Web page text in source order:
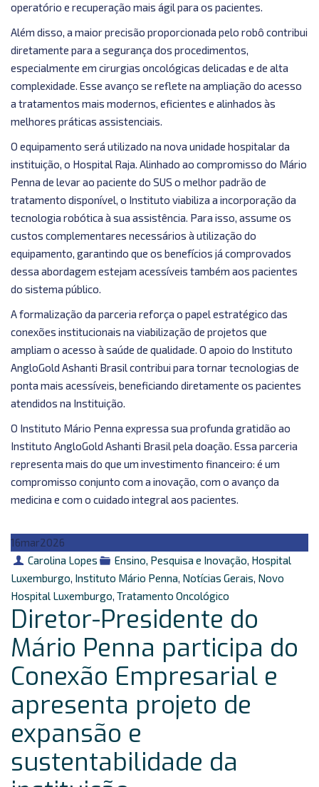
operatório e recuperação mais ágil para os pacientes.
Além disso, a maior precisão proporcionada pelo robô contribui
diretamente para a segurança dos procedimentos,
especialmente em cirurgias oncológicas delicadas e de alta
complexidade. Esse avanço se reflete na ampliação do acesso
a tratamentos mais modernos, eficientes e alinhados às
melhores práticas assistenciais.
O equipamento será utilizado na nova unidade hospitalar da
instituição, o Hospital Raja. Alinhado ao compromisso do Mário
Penna de levar ao paciente do SUS o melhor padrão de
tratamento disponível, o Instituto viabiliza a incorporação da
tecnologia robótica à sua assistência. Para isso, assume os
custos complementares necessários à utilização do
equipamento, garantindo que os benefícios já comprovados
dessa abordagem estejam acessíveis também aos pacientes
do sistema público.
A formalização da parceria reforça o papel estratégico das
conexões institucionais na viabilização de projetos que
ampliam o acesso à saúde de qualidade. O apoio do Instituto
AngloGold Ashanti Brasil contribui para tornar tecnologias de
ponta mais acessíveis, beneficiando diretamente os pacientes
atendidos na Instituição.
O Instituto Mário Penna expressa sua profunda gratidão ao
Instituto AngloGold Ashanti Brasil pela doação. Essa parceria
representa mais do que um investimento financeiro: é um
compromisso conjunto com a inovação, com o avanço da
medicina e com o cuidado integral aos pacientes.
16mar2026
Autor
Carolina Lopes Categorias
Ensino, Pesquisa e Inovação, Hospital
Luxemburgo, Instituto Mário Penna, Notícias Gerais, Novo
Hospital Luxemburgo, Tratamento Oncológico
Diretor-Presidente do
Mário Penna participa do
Conexão Empresarial e
apresenta projeto de
expansão e
sustentabilidade da